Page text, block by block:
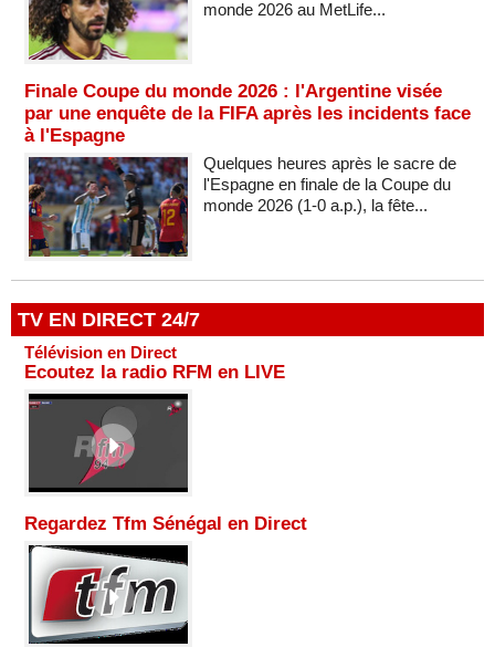
monde 2026 au MetLife...
Finale Coupe du monde 2026 : l'Argentine visée
par une enquête de la FIFA après les incidents face
à l'Espagne
Quelques heures après le sacre de
l'Espagne en finale de la Coupe du
monde 2026 (1-0 a.p.), la fête...
TV EN DIRECT 24/7
Télévision en Direct
Ecoutez la radio RFM en LIVE
Regardez Tfm Sénégal en Direct